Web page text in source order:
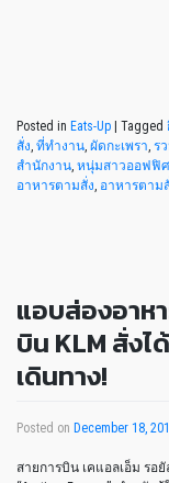
Posted in Eats-Up | Tagged
สั่ง ที่ทำงาน ผัดกะเพรา ร
สำนักงาน หนุ่มสาวออฟฟิศ
อาหารตามสั่ง อาหารตาม
แอบส่องอาห
บิน KLM สั่ง
เดินทาง!
Posted on December 18,
สายการบิน เคแอลเอ็ม รอ